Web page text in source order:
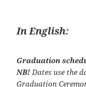
In English:
Graduation
NB! Dates use the
Graduation